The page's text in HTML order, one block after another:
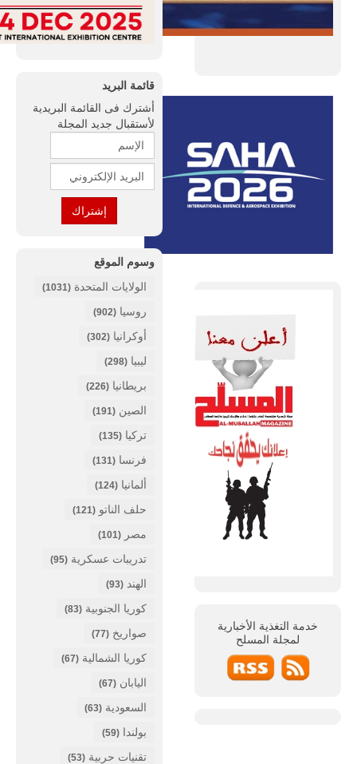
خدمة التغذية الأخبارية
لمجلة المسلح
قائمة البريد
أشترك فى القائمة البريدية
لأستقبال جديد المجلة
وسوم الموقع
الولايات المتحدة (1031)
روسيا (902)
أوكرانيا (302)
ليبيا (298)
بريطانيا (226)
الصين (191)
تركيا (135)
فرنسا (131)
ألمانيا (124)
حلف الناتو (121)
مصر (101)
تدريبات عسكرية (95)
الهند (93)
كوريا الجنوبية (83)
صواريخ (77)
كوريا الشمالية (67)
اليابان (67)
السعودية (63)
بولندا (59)
تقنيات حربية (53)